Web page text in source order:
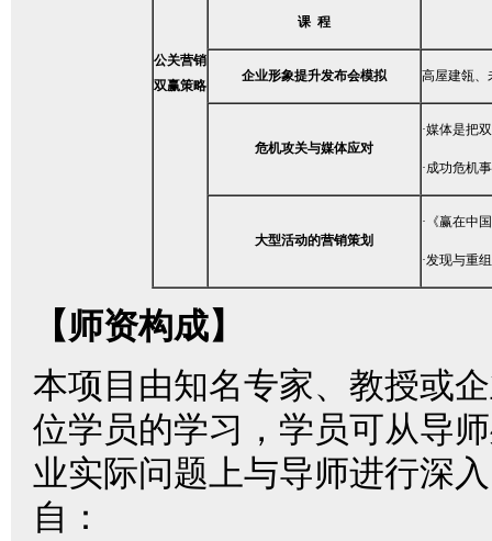
公关营销
双赢策略
课 程
企业形象提升发布会模拟 高屋建瓴、
危机攻关与媒体应对
·媒体是把
·成功危机
大型活动的营销策划
·《赢在中
·发现与重
【师资构成】
本项目由知名专家、教授或
位学员的学习，学员可从导
业实际问题上与导师进行深
自：